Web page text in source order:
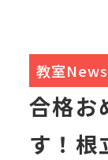
教室News
合格お
す！根